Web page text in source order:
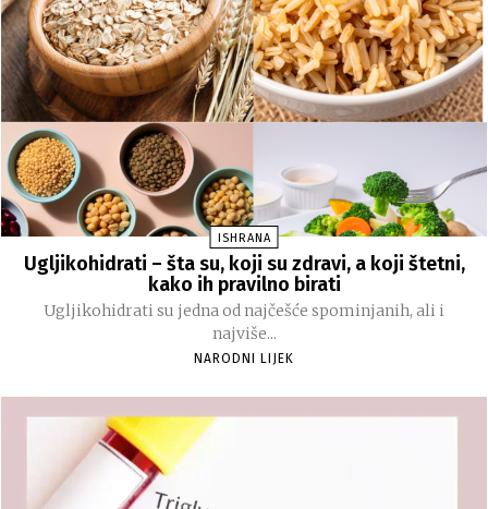
ISHRANA
Ugljikohidrati – šta su, koji su zdravi, a koji štetni,
kako ih pravilno birati
Ugljikohidrati su jedna od najčešće spominjanih, ali i
najviše...
NARODNI LIJEK